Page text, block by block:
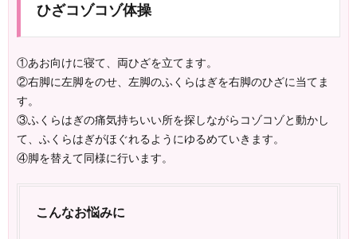
ひざコゾコゾ体操
①あお向けに寝て、両ひざを立てます。
②右脚に左脚をのせ、左脚のふくらはぎを右脚のひざに当てま
す。
③ふくらはぎの痛気持ちいい所を探しながらコゾコゾと動かし
て、ふくらはぎがほぐれるようにゆるめていきます。
④脚を替えて同様に行います。
こんなお悩みに